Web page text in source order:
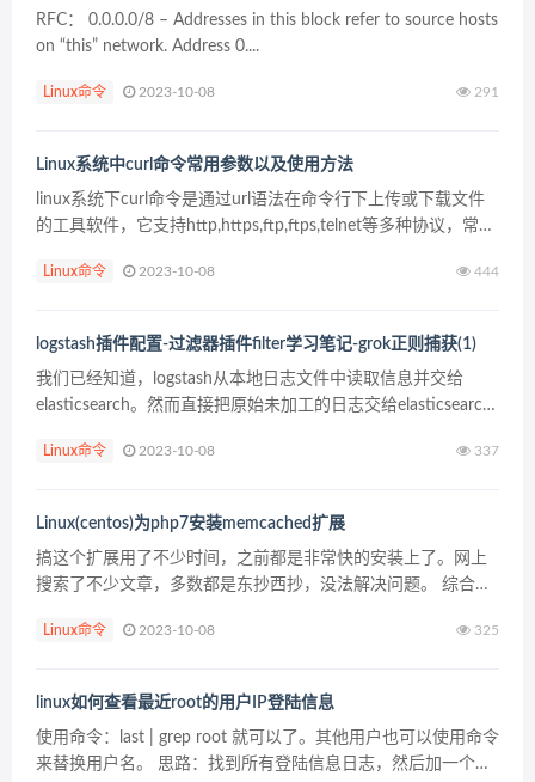
RFC： 0.0.0.0/8 – Addresses in this block refer to source hosts
on “this” network. Address 0....
Linux命令 2023-10-08 291
Linux系统中curl命令常用参数以及使用方法
linux系统下curl命令是通过url语法在命令行下上传或下载文件
的工具软件，它支持http,https,ftp,ftps,telnet等多种协议，常被
...Linux命令 2023-10-08 444
logstash插件配置-过滤器插件filter学习笔记-grok正则捕获(1)
我们已经知道，logstash从本地日志文件中读取信息并交给
elasticsearch。然而直接把原始未加工的日志交给elasticsearch
解析出来的关...
Linux命令 2023-10-08 337
Linux(centos)为php7安装memcached扩展
搞这个扩展用了不少时间，之前都是非常快的安装上了。网上
搜索了不少文章，多数都是东抄西抄，没法解决问题。 综合了
yum -y install memcach...
Linux命令 2023-10-08 325
linux如何查看最近root的用户IP登陆信息
使用命令：last | grep root 就可以了。其他用户也可以使用命令
来替换用户名。 思路：找到所有登陆信息日志，然后加一个管